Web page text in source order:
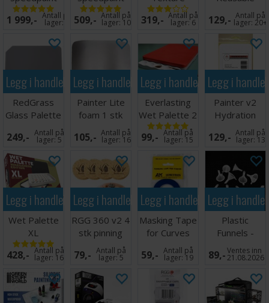
Mega Set 2.0
1 999,- Antall på
lager:
Metallic Set
2.0
509,- Antall på
lager: 10
Palette
Graffiti
319,- Antall på
lager:6
Membrane
(15 stk)
129,- Antall på
lager:20+
Legg i handlekurven
RedGrass
Glass Palette
Painter V2
249,- Antall på
lager:5
Legg i handlekurven
Painter Lite
foam 1 stk
15x20 cm
105,- Antall på
lager: 16
Legg i handlekurven
Everlasting
Wet Palette 2
Wavy
99,- Antall på
lager: 15
Legg i
Painter v2
Hydration
Paper Sheets
50stk
129,- Antall på
lager: 13
Legg i handlekurven
Wet Palette
XL
Wargamers
Edition
428,- Antall på
lager: 16
Legg i handlekurven
RGG 360 v2 4
stk pinning
corks
79,- Antall på
lager:5
Legg i handlekurven
Masking Tape
for Curves
2mm
59,- Antall på
lager: 19
Legg i
Plastic
Funnels -
Plasttrakter
(10 stk)
89,-Ventes inn
21.08.2026